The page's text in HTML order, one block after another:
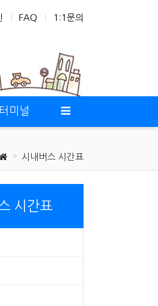
FAQ 1:1문의
미널
시내버스 시간표
시간표